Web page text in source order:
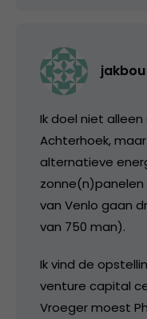
jakbou
Ik doel niet
Achterhoek,
alternatieve
van Venlo gaan
van 750 man).
Ik vind de
venture capital
Vroeger moest